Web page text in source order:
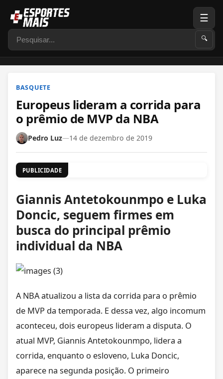
Pesquisar 🔍
☰
BASQUETE
Europeus lideram a corrida para
o prêmio de MVP da NBA
Pedro Luz—14 de dezembro de 2019
PUBLICIDADE
Giannis Antetokounmpo e Luka
Doncic, seguem firmes em
busca do principal prêmio
individual da NBA
A NBA atualizou a lista da corrida para o prêmio
de MVP da temporada. E dessa vez, algo incomum
aconteceu, dois europeus lideram a disputa. O
atual MVP, Giannis Antetokounmpo, lidera a
corrida, enquanto o esloveno, Luka Doncic,
aparece na segunda posição. O primeiro